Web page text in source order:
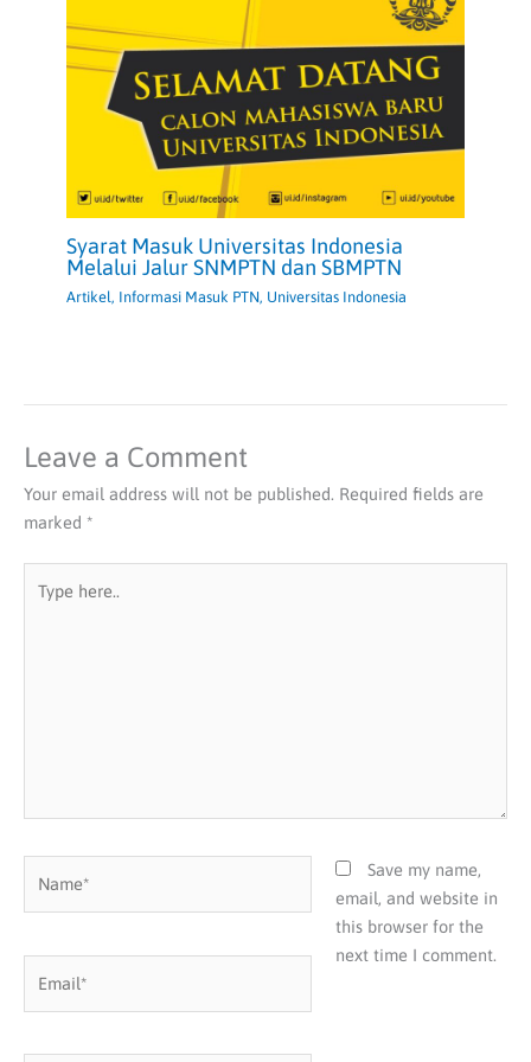
Syarat Masuk Universitas Indonesia
Melalui Jalur SNMPTN dan SBMPTN
Artikel, Informasi Masuk PTN, Universitas Indonesia
Leave a Comment
Your email address will not be published. Required fields are
marked *
here..
Save my name,
email, and website in
this browser for the
next time I comment.